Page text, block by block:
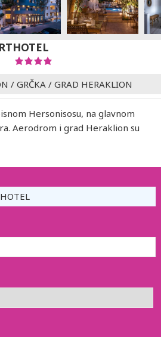
/ GRČKA / GRAD HERAKLION
Hersonisosu, na glavnom
Aerodrom i grad Heraklion su